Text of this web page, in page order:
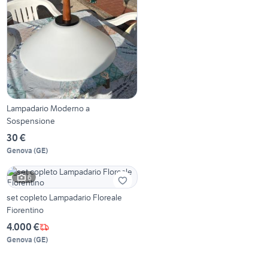
Lampadario Moderno a
Sospensione
30 €
Genova (GE)
6
set copleto Lampadario Floreale
Fiorentino
4.000 €
Genova (GE)